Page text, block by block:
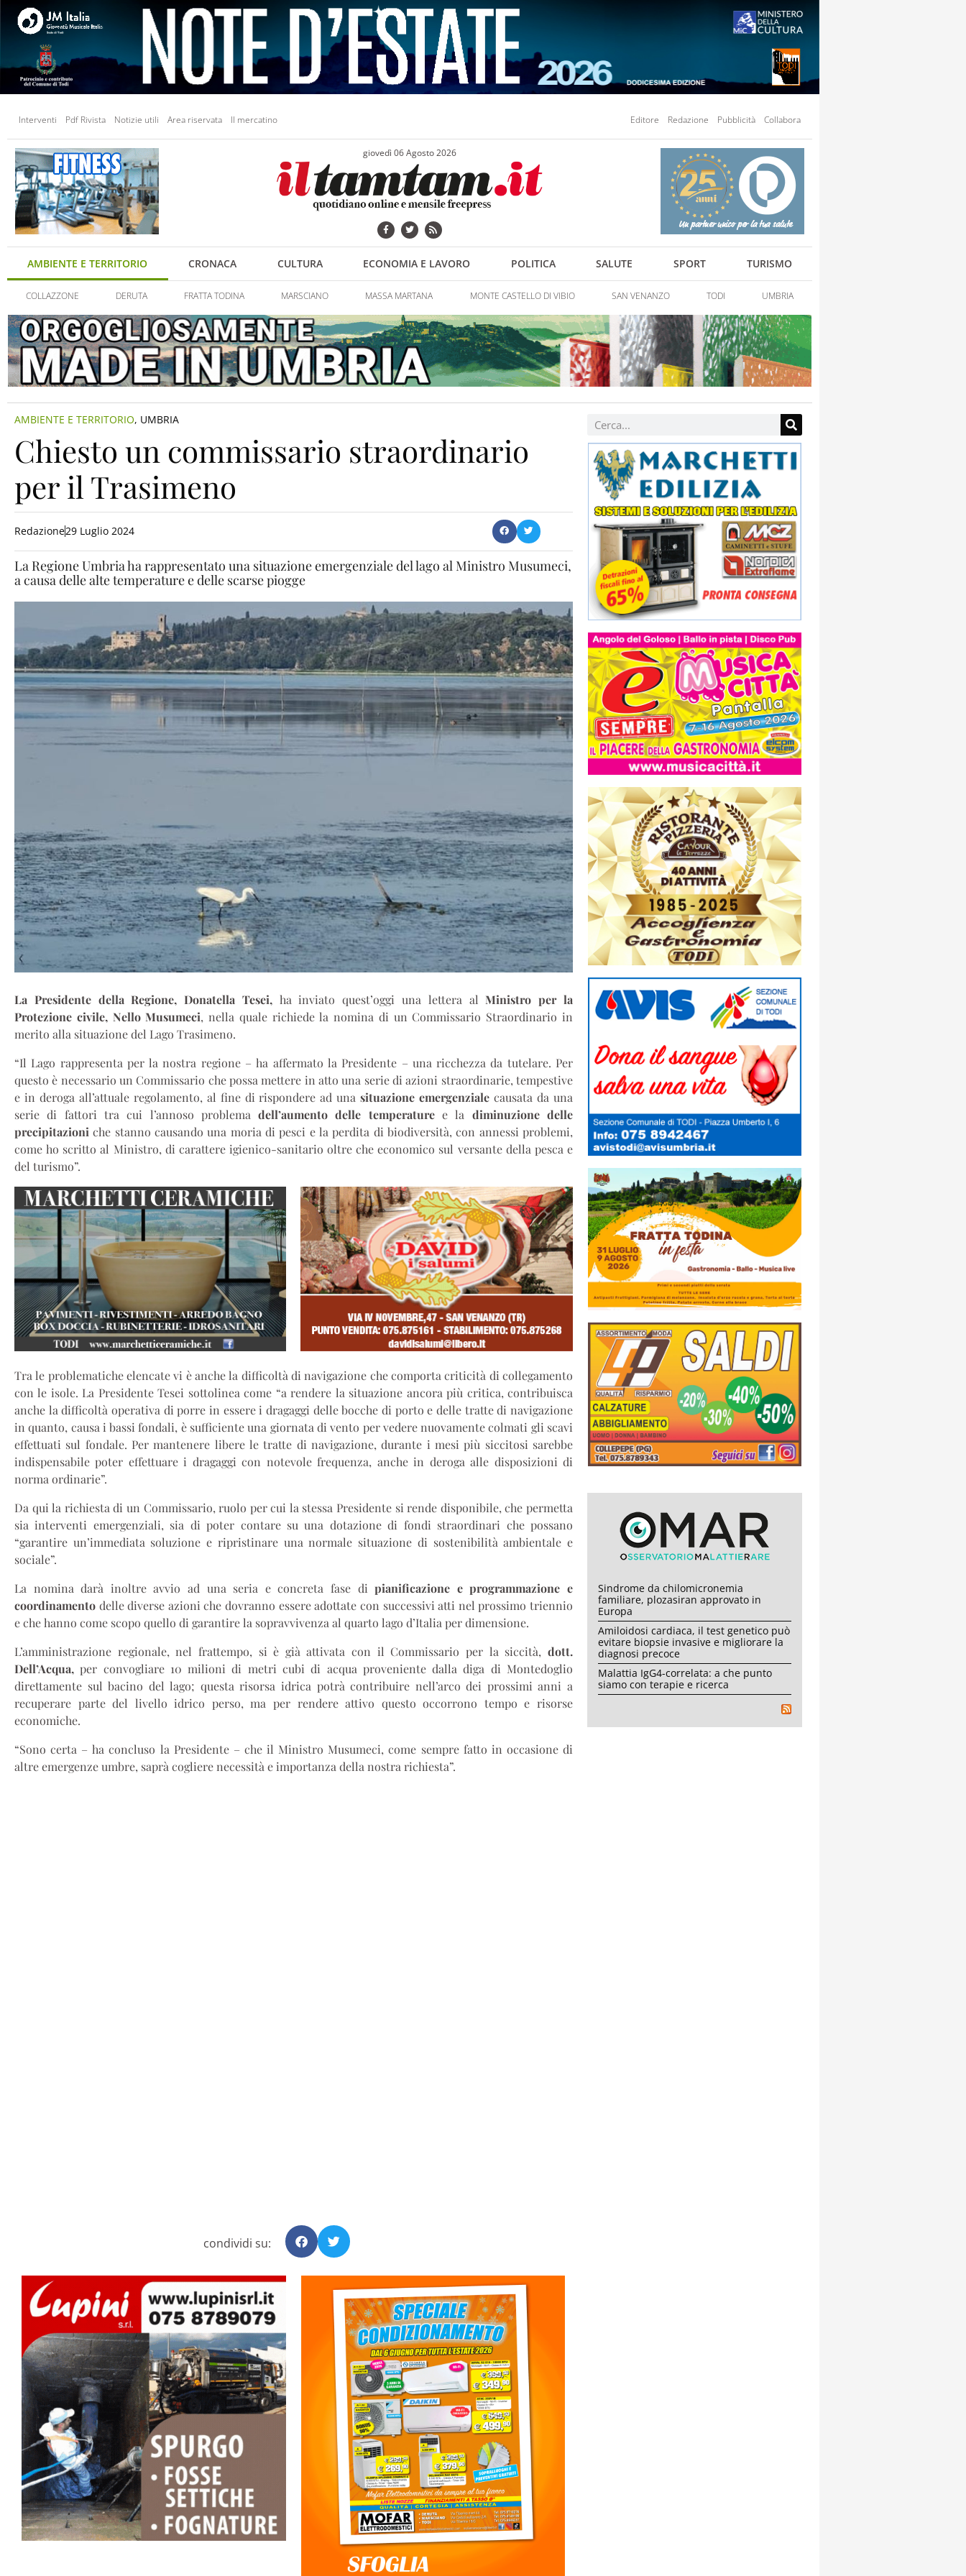
Interventi Pdf Rivista Notizie utili Area riservata Il mercatino Editore Redazione Pubblicità Collabora
giovedì 06 Agosto 2026
AMBIENTE E TERRITORIO CRONACA CULTURA ECONOMIA E LAVORO POLITICA SALUTE SPORT TURISMO
COLLAZZONE DERUTA FRATTA TODINA MARSCIANO MASSA MARTANA MONTE CASTELLO DI VIBIO SAN VENANZO TODI UMBRIA
AMBIENTE E TERRITORIO, UMBRIA
Chiesto un commissario straordinario
per il Trasimeno
Redazione29 Luglio 2024
La Regione Umbria ha rappresentato una situazione emergenziale del lago al Ministro Musumeci,
a causa delle alte temperature e delle scarse piogge
La Presidente della Regione, Donatella Tesei,ha inviato quest’oggi una lettera alMinistro per la
Protezione civile, Nello Musumeci, nella quale richiede la nomina di un Commissario Straordinario in
merito alla situazione del Lago Trasimeno.
“Il Lago rappresenta per la nostra regione – ha affermato la Presidente – una ricchezza da tutelare. Per
questo è necessario un Commissario che possa mettere in atto una serie di azioni straordinarie, tempestive
e in deroga all’attuale regolamento, al fine di rispondere ad una situazione emergenziale causata da una
serie di fattori tra cui l’annoso problemadell’aumento delle temperaturee la diminuzione delle
precipitazioni che stanno causando una moria di pesci e la perdita di biodiversità, con annessi problemi,
come ho scritto al Ministro, di carattere igienico-sanitario oltre che economico sul versante della pesca e
del turismo”.
Tra le problematiche elencate vi è anche la difficoltà di navigazione che comporta criticità di collegamento
con le isole. La Presidente Tesei sottolinea come “a rendere la situazione ancora più critica, contribuisca
anche la difficoltà operativa di porre in essere i dragaggi delle bocche di porto e delle tratte di navigazione
in quanto, causa i bassi fondali, è sufficiente una giornata di vento per vedere nuovamente colmati gli scavi
effettuati sul fondale. Per mantenere libere le tratte di navigazione, durante i mesi più siccitosi sarebbe
indispensabile poter effettuare i dragaggi con notevole frequenza, anche in deroga alle disposizioni di
norma ordinarie”.
Da qui la richiesta di un Commissario, ruolo per cui la stessa Presidente si rende disponibile, che permetta
sia interventi emergenziali, sia di poter contare su una dotazione di fondi straordinari che possano
“garantire un’immediata soluzione e ripristinare una normale situazione di sostenibilità ambientale e
sociale”.
La nomina darà inoltre avvio ad una seria e concreta fase dipianificazione e programmazione e
coordinamento delle diverse azioni che dovranno essere adottate con successivi atti nel prossimo triennio
e che hanno come scopo quello di garantire la sopravvivenza al quarto lago d’Italia per dimensione.
L’amministrazione regionale, nel frattempo, si è già attivata con il Commissario per la siccità, dott.
Dell’Acqua, per convogliare 10 milioni di metri cubi di acqua proveniente dalla diga di Montedoglio
direttamente sul bacino del lago; questa risorsa idrica potrà contribuire nell’arco dei prossimi anni a
recuperare parte del livello idrico perso, ma per rendere attivo questo occorrono tempo e risorse
economiche.
“Sono certa – ha concluso la Presidente – che il Ministro Musumeci, come sempre fatto in occasione di
altre emergenze umbre, saprà cogliere necessità e importanza della nostra richiesta”.
condividi su:
Sindrome da chilomicronemia
familiare, plozasiran approvato in
Europa
Amiloidosi cardiaca, il test genetico può
evitare biopsie invasive e migliorare la
diagnosi precoce
Malattia IgG4-correlata: a che punto
siamo con terapie e ricerca